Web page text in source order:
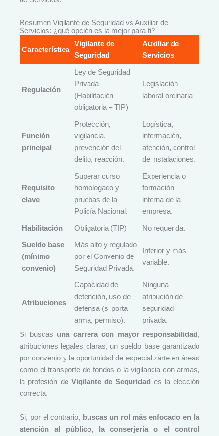
Resumen Vigilante de Seguridad vs Auxiliar de
Servicios: ¿qué opción es la mejor para ti?
Característica
Vigilante de
Seguridad
Auxiliar de
Servicios
Regulación
Ley de Seguridad
Privada
(Habilitación
obligatoria – TIP)
Legislación
laboral ordinaria
Función
principal
Protección,
vigilancia,
prevención del
delito, reacción.
Logística,
información,
atención, control
de instalaciones.
Requisito
clave
Superar curso
homologado y
pruebas de la
Policía Nacional.
Experiencia o
formación
interna de la
empresa.
Habilitación Obligatoria (TIP) No requerida.
Sueldo base
(mínimo
convenio)
Más alto y regulado
por el Convenio de
Seguridad Privada.
Inferior y más
variable.
Atribuciones
Capacidad de
detención, uso de
defensa (si porta
arma, permiso).
Ninguna
atribución de
seguridad
privada.
Si buscas una carrera con mayor responsabilidad ,
atribuciones legales claras, un sueldo base garantizado
por convenio y la oportunidad de especializarte en áreas
como el transporte de fondos o la vigilancia con armas,
la profesión de Vigilante de Seguridad
es la elección
correcta.
Si, por el contrario, buscas un rol más enfocado en la
atención al público, la conserjería o el control